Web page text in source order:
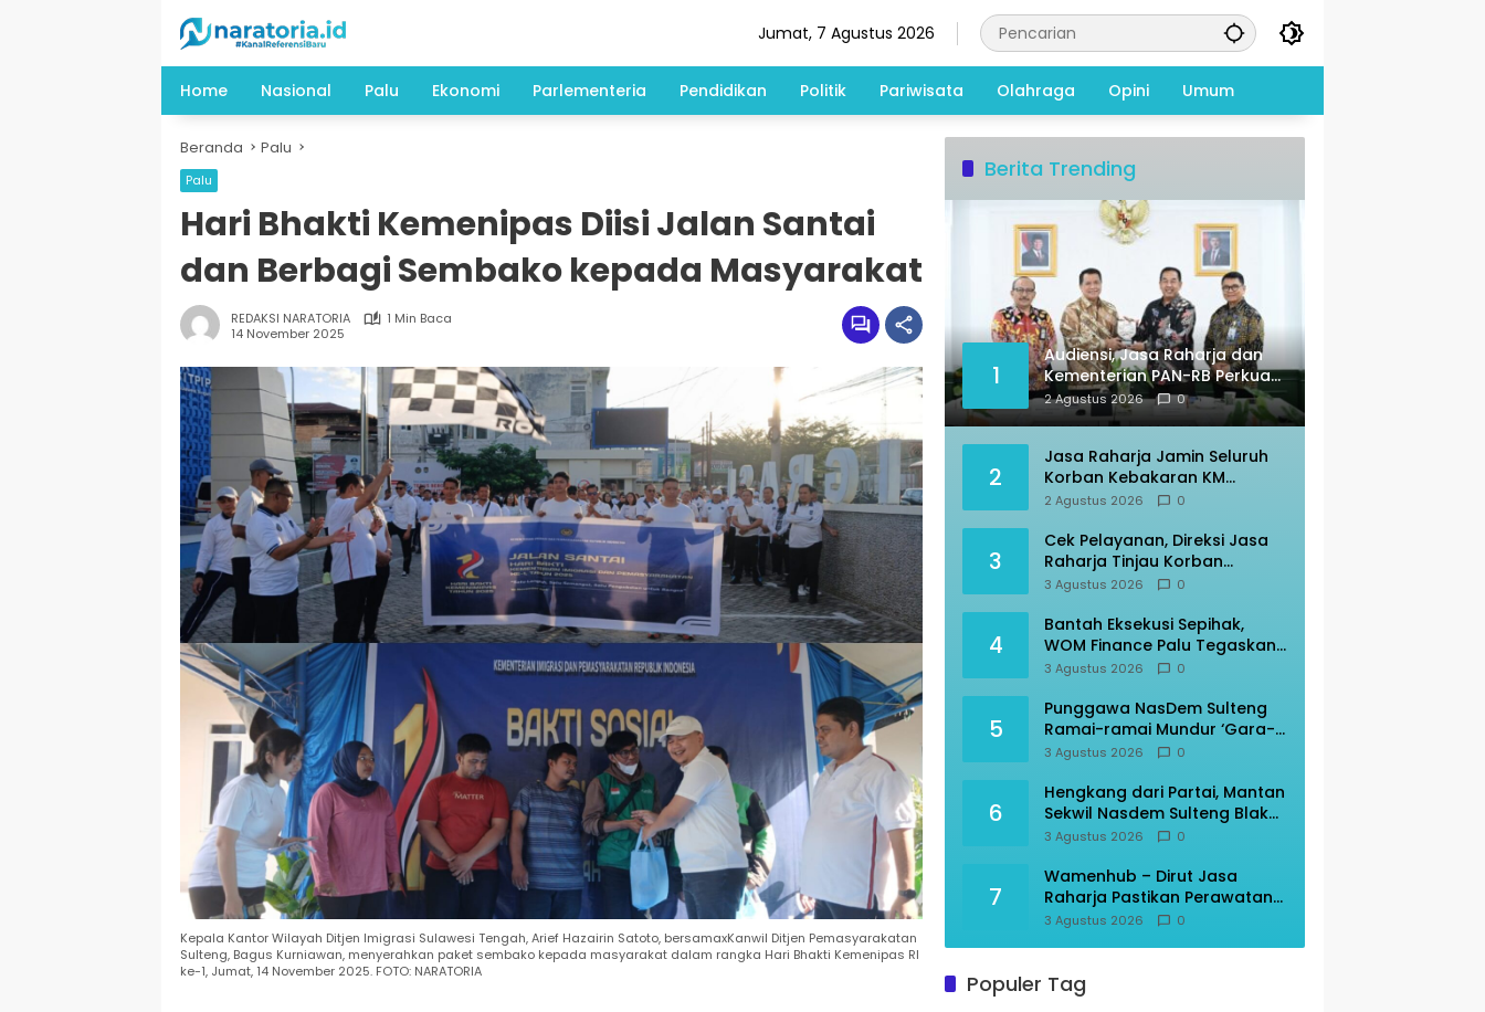
Jumat, 7 Agustus 2026
Home Nasional Palu Ekonomi Parlementeria Pendidikan Politik Pariwisata Olahraga Opini Umum
Beranda Palu
Palu
Hari Bhakti Kemenipas Diisi Jalan Santai
dan Berbagi Sembako kepada Masyarakat
REDAKSI NARATORIA
1 Min Baca
14 November 2025
Kepala Kantor Wilayah Ditjen Imigrasi Sulawesi Tengah, Arief Hazairin Satoto, bersamaxKanwil Ditjen Pemasyarakatan
Sulteng, Bagus Kurniawan, menyerahkan paket sembako kepada masyarakat dalam rangka Hari Bhakti Kemenipas RI
ke-1, Jumat, 14 November 2025. FOTO: NARATORIA
Berita Trending
1
Audiensi, Jasa Raharja dan
Kementerian PAN-RB Perkuat
Koordinasi
2 Agustus 2026 0
2
Jasa Raharja Jamin Seluruh
Korban Kebakaran KM
Mutiara Sentosa II
2 Agustus 2026 0
3
Cek Pelayanan, Direksi Jasa
Raharja Tinjau Korban
Kebakaran KM Mutiara
3 Agustus 2026 0
4
Bantah Eksekusi Sepihak,
WOM Finance Palu Tegaskan
Sesuai Prosedur
3 Agustus 2026 0
5
Punggawa NasDem Sulteng
Ramai-ramai Mundur ‘Gara-
gara’ AAC
3 Agustus 2026 0
6
Hengkang dari Partai, Mantan
Sekwil Nasdem Sulteng Blak-
blakan
3 Agustus 2026 0
7
Wamenhub – Dirut Jasa
Raharja Pastikan Perawatan
Korban KM Mutiara Sentosa
3 Agustus 2026 0
Populer Tag